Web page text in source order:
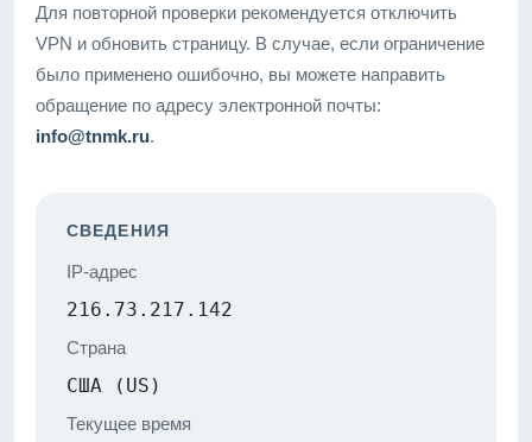
Для повторной проверки рекомендуется отключить
VPN и обновить страницу. В случае, если ограничение
было применено ошибочно, вы можете направить
обращение по адресу электронной почты:
info@tnmk.ru.
СВЕДЕНИЯ
IP-адрес
216.73.217.142
Страна
США (US)
Текущее время